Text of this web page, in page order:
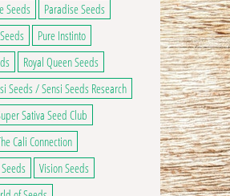
Seeds
Paradise Seeds
Pure Instinto
Royal Queen Seeds
Seeds / Sensi Seeds Research
Sativa Seed Club
Cali Connection
Vision Seeds